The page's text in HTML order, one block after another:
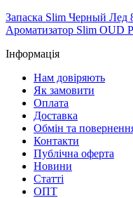
Запаска Slim Черный Лед
Ароматизатор Slim OUD
Інформація
Нам довіряють
Як замовити
Оплата
Доставка
Обмін та
Контакти
Публічна оферта
Новини
Статті
ОПТ